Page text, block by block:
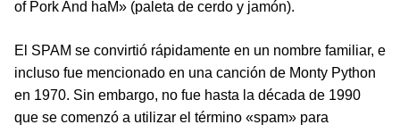
of Pork And haM» (paleta de cerdo y jamón).
El SPAM se convirtió rápidamente en un nombre familiar, e
incluso fue mencionado en una canción de Monty Python
en 1970. Sin embargo, no fue hasta la década de 1990
que se comenzó a utilizar el término «spam» para